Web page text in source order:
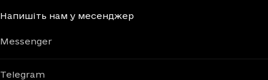
Напишіть нам у месенджер
Messenger
Telegram